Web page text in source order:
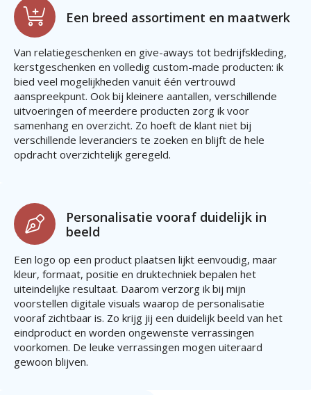
Een breed assortiment en maatwerk
Van relatiegeschenken en give-aways tot bedrijfskleding,
kerstgeschenken en volledig custom-made producten: ik
bied veel mogelijkheden vanuit één vertrouwd
aanspreekpunt. Ook bij kleinere aantallen, verschillende
uitvoeringen of meerdere producten zorg ik voor
samenhang en overzicht. Zo hoeft de klant niet bij
verschillende leveranciers te zoeken en blijft de hele
opdracht overzichtelijk geregeld.
Personalisatie vooraf duidelijk in
beeld
Een logo op een product plaatsen lijkt eenvoudig, maar
kleur, formaat, positie en druktechniek bepalen het
uiteindelijke resultaat. Daarom verzorg ik bij mijn
voorstellen digitale visuals waarop de personalisatie
vooraf zichtbaar is. Zo krijg jij een duidelijk beeld van het
eindproduct en worden ongewenste verrassingen
voorkomen. De leuke verrassingen mogen uiteraard
gewoon blijven.